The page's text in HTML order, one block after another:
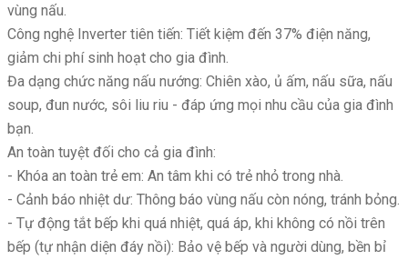
vùng nấu.
Công nghệ Inverter tiên tiến: Tiết kiệm đến 37% điện năng,
giảm chi phí sinh hoạt cho gia đình.
Đa dạng chức năng nấu nướng: Chiên xào, ủ ấm, nấu sữa, nấu
soup, đun nước, sôi liu riu - đáp ứng mọi nhu cầu của gia đình
bạn.
An toàn tuyệt đối cho cả gia đình:
- Khóa an toàn trẻ em: An tâm khi có trẻ nhỏ trong nhà.
- Cảnh báo nhiệt dư: Thông báo vùng nấu còn nóng, tránh bỏng.
- Tự động tắt bếp khi quá nhiệt, quá áp, khi không có nồi trên
bếp (tự nhận diện đáy nồi): Bảo vệ bếp và người dùng, bền bỉ